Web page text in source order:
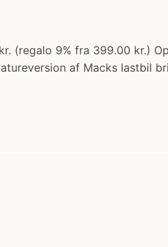
(regalo 9% fra 399.00 kr.)
af Macks lastbil